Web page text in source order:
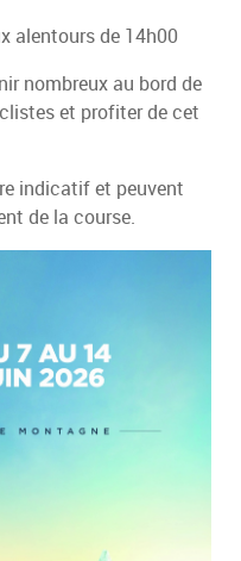
alentours de 14h00
nombreux au bord de
et profiter de cet
indicatif et peuvent
de la course.